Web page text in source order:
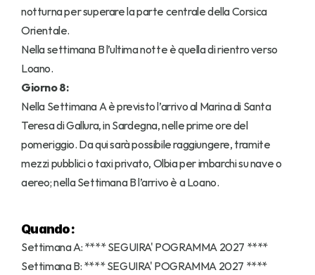
notturna per superare la parte centrale della Corsica
Orientale.
Nella settimana B l’ultima notte è quella di rientro verso
Loano.
Giorno 8:
Nella Settimana A è previsto l’arrivo al Marina di Santa
Teresa di Gallura, in Sardegna, nelle prime ore del
pomeriggio. Da qui sarà possibile raggiungere, tramite
mezzi pubblici o taxi privato, Olbia per imbarchi su nave o
aereo; nella Settimana B l’arrivo è a Loano.
Quando:
Settimana A: **** SEGUIRA' POGRAMMA 2027 ****
Settimana B: **** SEGUIRA' POGRAMMA 2027 ****